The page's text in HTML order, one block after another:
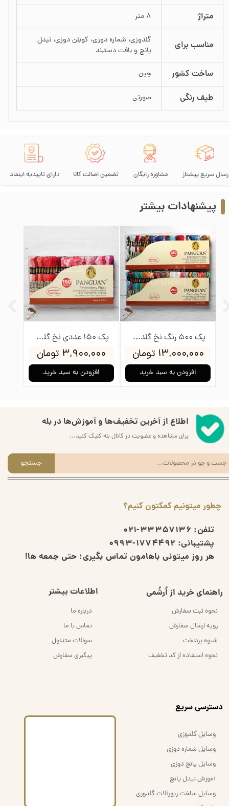
متراژ 8 متر
مناسب برای
گلدوزی، شماره دوزی، کوبلن دوزی، نیدل
پانچ و بافت دستبند
ساخت کشور چین
طیف رنگی صورتی
تضمین اصالت کالا مشاوره رایگان سریع پیشتاز دارای تاییدیه اینماد
پک 150 عددی نخ گلدوزی پنگوئن
۳,۹۰۰,۰۰۰ تومان
افزودن به سبد خرید
پک 500 رنگ نخ گلدوزی پنگوئن
۱۳,۰۰۰,۰۰۰ تومان
افزودن به سبد خرید
پیشنهادات بیشتر
چطور میتونیم کمکتون کنیم؟
تلفن: 33357136-021
پشتیبانی: 1774492-0993
هر روز میتونی باهامون تماس بگیری؛ حتی جمعه ها!
راهنمای خرید از اُرشُمی
نحوه ثبت سفارش
رویه ارسال سفارش
شیوه پرداخت
نحوه استفاده از کد تخفیف
اطلاعات بیشتر
درباره ما
تماس با ما
سوالات متداول
پیگیری سفارش
اطلاع از آخرین تخفیف‌ها و آموزش‌ها در بله
برای مشاهده و عضویت در کانال بله کلیک کنید...
جستجو
​دسترسی سریع
وسایل گلدوزی
وسایل شماره دوزی
وسایل پانچ دوزی
آموزش نیدل پانچ
وسایل ساخت زیورآلات گلدوزی